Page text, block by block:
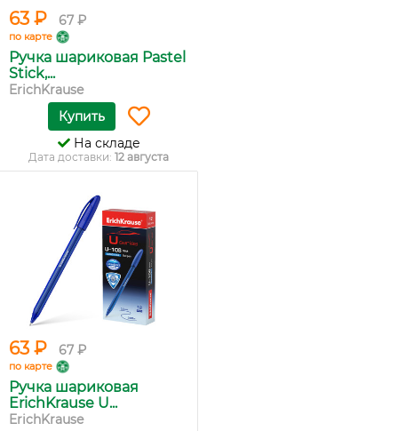
63 ₽ 67 ₽
по карте
Ручка шариковая Pastel
Stick,...
ErichKrause
Купить
На складе
Дата доставки: 12 августа
63 ₽ 67 ₽
по карте
Ручка шариковая
ErichKrause U...
ErichKrause